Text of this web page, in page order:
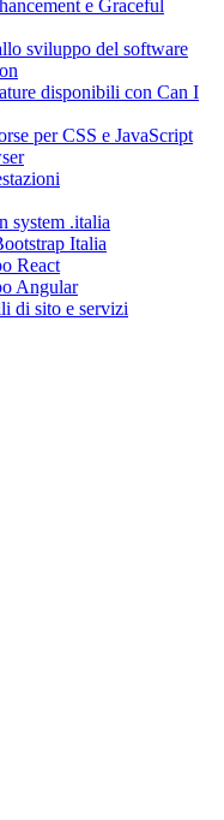
e Graceful
sviluppo del software
disponibili con Can I
per CSS e JavaScript
system .italia
Italia
React
Angular
di sito e servizi